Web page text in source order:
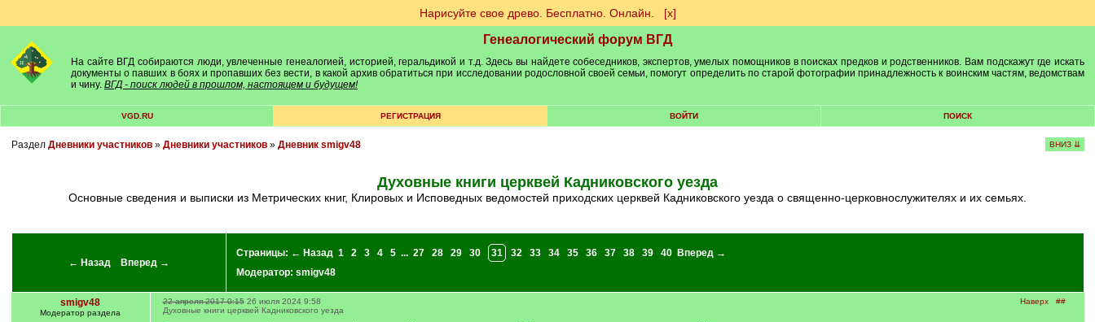
Нарисуйте свое древо. Бесплатно. Онлайн. [х]
Генеалогический форум ВГД
На сайте ВГД собираются люди, увлеченные генеалогией, историей, геральдикой и т.д. Здесь вы найдете собеседников, экспертов, умелых помощников в поисках предков и родственников. Вам подскажут где искать
документы о павших в боях и пропавших без вести, в какой архив обратиться при исследовании родословной своей семьи, помогут определить по старой фотографии принадлежность к воинским частям, ведомствам
и чину. ВГД - поиск людей в прошлом, настоящем и будущем!
VGD.RU РЕГИСТРАЦИЯ ВОЙТИ ПОИСК
Раздел Дневники участников» Дневники участников» Дневник smigv48 ВНИЗ ⇊
Духовные книги церквей Кадниковского уезда
Основные сведения и выписки из Метрических книг, Клировых и Исповедных ведомостей приходских церквей Кадниковского уезда о священно-церковнослужителях и их семьях.
← Назад Вперед →
Страницы: ← Назад 1 2 3 4 5 ... 27 28 29 30 31 32 33 34 35 36 37 38 39 40
Вперед →
Модератор: smigv48
smigv48
Модератор раздела
Наверх ##
22 апреля 2017 0:15 26 июля 2024 9:58
Духовные книги церквей Кадниковского уезда